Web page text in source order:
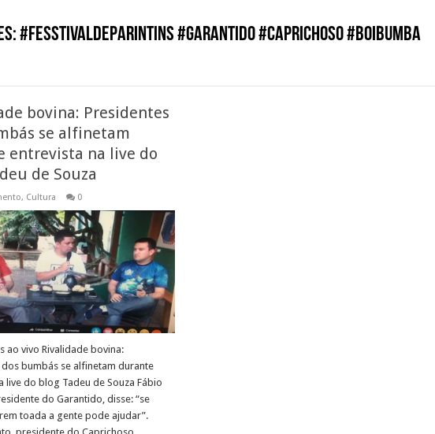
#fesstivaldeparintins #garantido #caprichoso #boibumba
bovina: Presidentes
se alfinetam
entrevista na live do
de Souza
, Cultura 0
ao vivo Rivalidade bovina:
dos bumbás se alfinetam durante
live do blog Tadeu de Souza Fábio
do Garantido, disse: “se
toada a gente pode ajudar”.